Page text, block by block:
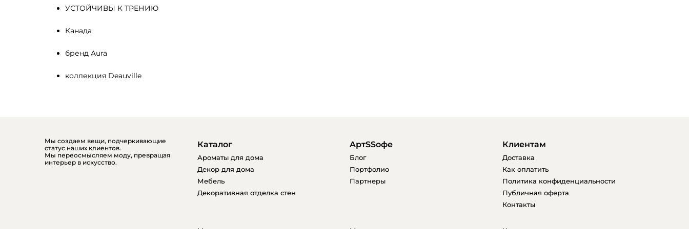
УСТОЙЧИВЫ К ТРЕНИЮ
Канада
бренд Aura
коллекция Deauville
Мы создаем вещи, подчеркивающие
статус наших клиентов.
Мы переосмысляем моду, превращая
интерьер в искусство.
Каталог
Ароматы для дома
Декор для дома
Мебель
Декоративная отделка стен
AртSSофе
Блог
Портфолио
Партнеры
Клиентам
Доставка
Как оплатить
Политика конфиденциальности
Публичная оферта
Контакты